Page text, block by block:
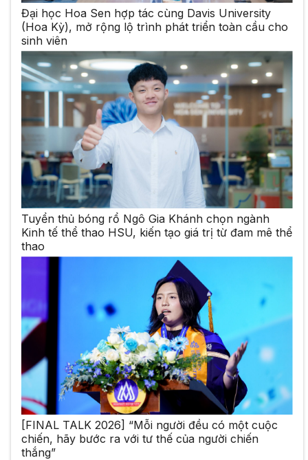
Đại học Hoa Sen hợp tác cùng Davis University
(Hoa Kỳ), mở rộng lộ trình phát triển toàn cầu cho
sinh viên
Tuyển thủ bóng rổ Ngô Gia Khánh chọn ngành
Kinh tế thể thao HSU, kiến tạo giá trị từ đam mê thể
thao
[FINAL TALK 2026] “Mỗi người đều có một cuộc
chiến, hãy bước ra với tư thế của người chiến
thắng”